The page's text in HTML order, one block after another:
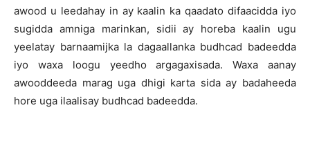
awood u leedahay in ay kaalin ka qaadato difaacidda iyo
sugidda amniga marinkan, sidii ay horeba kaalin ugu
yeelatay barnaamijka la dagaallanka budhcad badeedda
iyo waxa loogu yeedho argagaxisada. Waxa aanay
awooddeeda marag uga dhigi karta sida ay badaheeda
hore uga ilaalisay budhcad badeedda.